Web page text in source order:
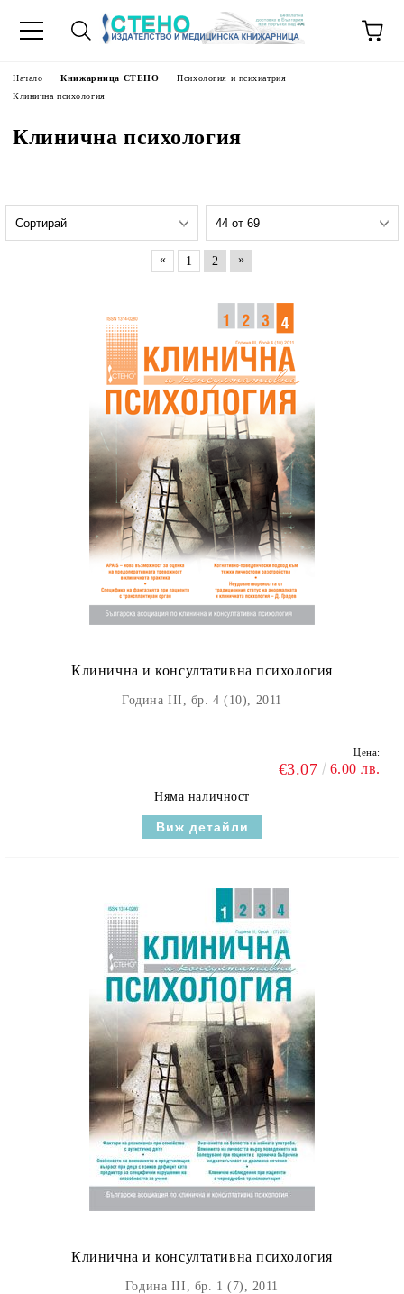
Начало Книжарница СТЕНО
Психология и психиатрия
Клинична психология
Клинична психология
« 1 2 »
Клинична и консултативна психология
Година III, бр. 4 (10), 2011
Цена:
€3.07 6.00 лв.
Няма наличност
Виж детайли
Клинична и консултативна психология
Година III, бр. 1 (7), 2011